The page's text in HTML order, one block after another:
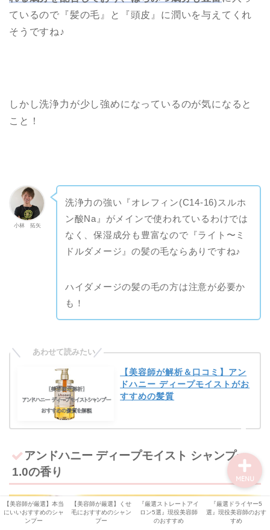
ているので『髪の毛』と『頭皮』に潤いを与えてくれ
そうですね♪
しかし洗浄力が少し強めになっているのが気になると
こと！
小林 拓矢
洗浄力の強い『オレフィン(C14-16)スルホ
ン酸Na』がメインで使われているわけでは
なく、保湿成分も豊富なので『ライト〜ミ
ドルダメージ』の髪の毛ならありですね♪
ハイダメージの髪の毛の方は注意が必要か
も！
【美容師が解析＆口コミ】アン
ドハニー ディープモイストがお
すすめの髪質
アンドハニー ディープモイスト シャンプー
1.0の香り
【美容師が厳選】本当
にいいおすすめのシャ
ンプー
【美容師が厳選】くせ
毛におすすめのシャン
プー
『厳選ストレートアイ
ロン5選』現役美容師
のおすすめ
『厳選ドライヤー5
選』現役美容師のおす
すめ
MENU
【ミルボン記事 】
【ナプラ・ルベル・アリ
ミノ記事】
比較・検証